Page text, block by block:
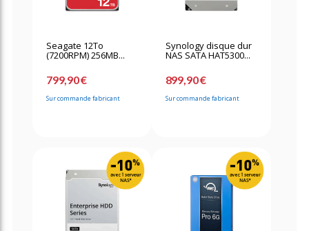
Seagate 12To
(7200RPM) 256MB...
799,90 €
Sur commande fabricant
Synology disque dur
NAS SATA HAT5300...
899,90 €
Sur commande fabricant